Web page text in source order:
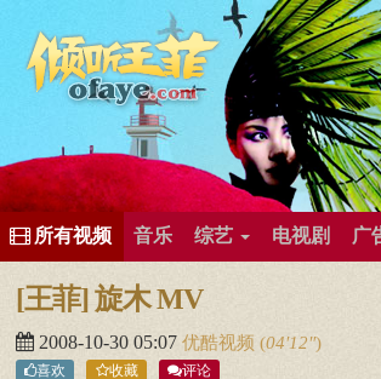
有歌曲专辑
王菲新闻王菲的精美图片王菲精彩视频王菲论坛给
所有视频 音乐 综艺 电视剧 广
[王菲] 旋木 MV
2008-10-30 05:07 优酷视频 (04′12″)
喜欢 收藏 评论